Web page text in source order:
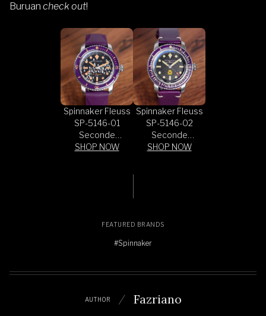
Buruan check out!
Spinnaker Fleuss
SP-5146-01
Seconde
Seconde 2024
SHOP NOW
Spinnaker Fleuss
SP-5146-02
Seconde
Seconde 2024
SHOP NOW
FEATURED BRANDS
#Spinnaker
AUTHOR Fazriano